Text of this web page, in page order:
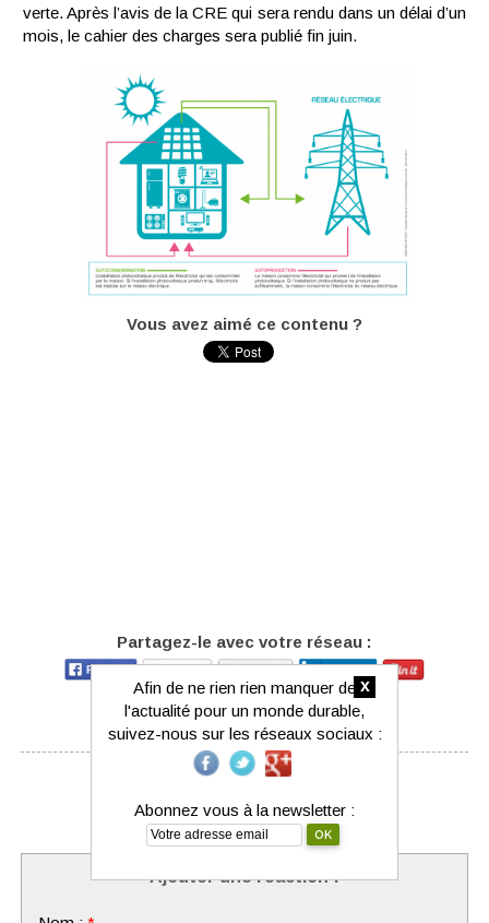
verte. Après l’avis de la CRE qui sera rendu dans un délai d’un
mois, le cahier des charges sera publié fin juin.
Vous avez aimé ce contenu ?
Partagez-le avec votre réseau :
Ajouter une réaction :
x
Afin de ne rien rien manquer de
l'actualité pour un monde durable,
suivez-nous sur les réseaux sociaux :
Abonnez vous à la newsletter :